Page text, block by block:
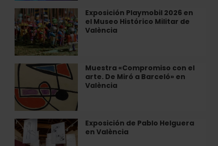
noches
de
verano
en
Radio
Exposición Playmobil 2026 en
el Museo Histórico Militar de
València
Exposición
Playmobil
2026
en
el
Museo
Histórico
Militar
de
València
Muestra «Compromiso con el
arte. De Miró a Barceló» en
València
Muestra
«Compromiso
con
el
arte.
De
Miró
a
Exposición de Pablo Helguera
en València
Exposición
de
Pablo